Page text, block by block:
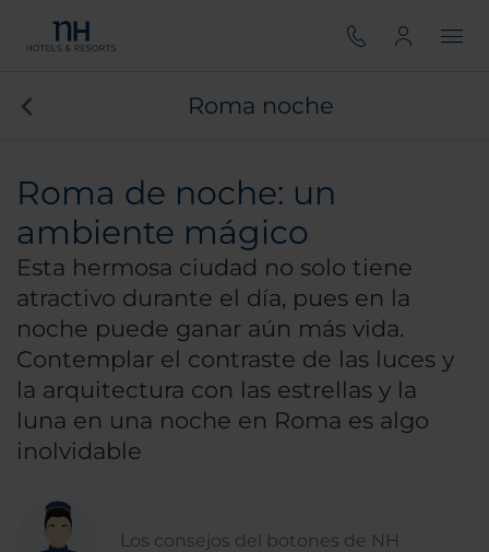
Roma noche
Roma de noche: un
ambiente mágico
Esta hermosa ciudad no solo tiene
atractivo durante el día, pues en la
noche puede ganar aún más vida.
Contemplar el contraste de las luces y
la arquitectura con las estrellas y la
luna en una noche en Roma es algo
inolvidable
Los consejos del botones de NH